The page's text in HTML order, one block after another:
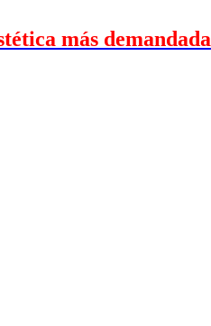
más demandada